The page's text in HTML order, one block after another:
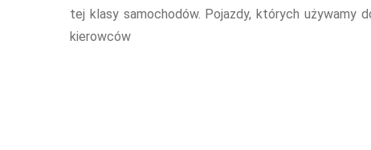
tej klasy samochodów. Pojazdy, których używamy
kierowców